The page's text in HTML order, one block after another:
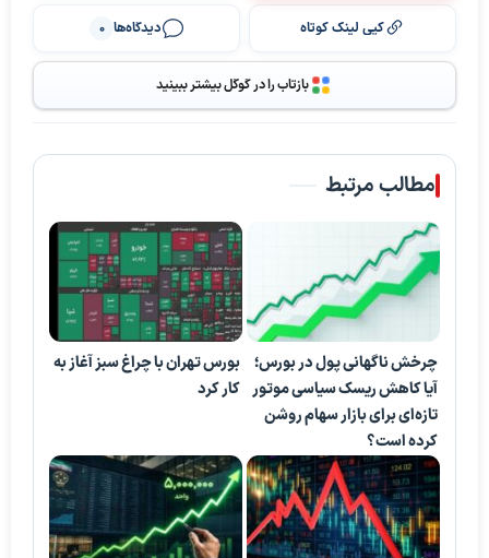
کپی لینک کوتاه دیدگاه‌ها 0
بازتاب را در گوگل بیشتر ببینید
مطالب مرتبط
چرخش ناگهانی پول در بورس؛
آیا کاهش ریسک سیاسی موتور
تازه‌ای برای بازار سهام روشن
کرده است؟
بورس تهران با چراغ سبز آغاز به
کار کرد